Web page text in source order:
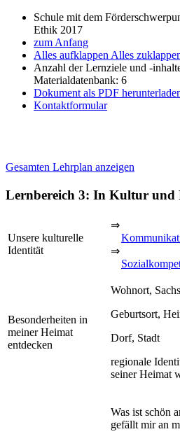
Schule mit dem
Ethik 2017
zum Anfang
Alles aufklappen Alles
Anzahl der Lernziele und -
Materialdatenbank: 6
Dokument als PDF
Kontaktformular
Gesamten Lehrplan anzeigen
Lernbereich 3: In Kultur und
Unsere kulturelle
Identität
⇒
⇒
Besonderheiten in
meiner Heimat
entdecken
Wohnort,
Geburtsort,
Dorf, Stadt
regionale
seiner Heimat
Was ist schön
gefällt mir an